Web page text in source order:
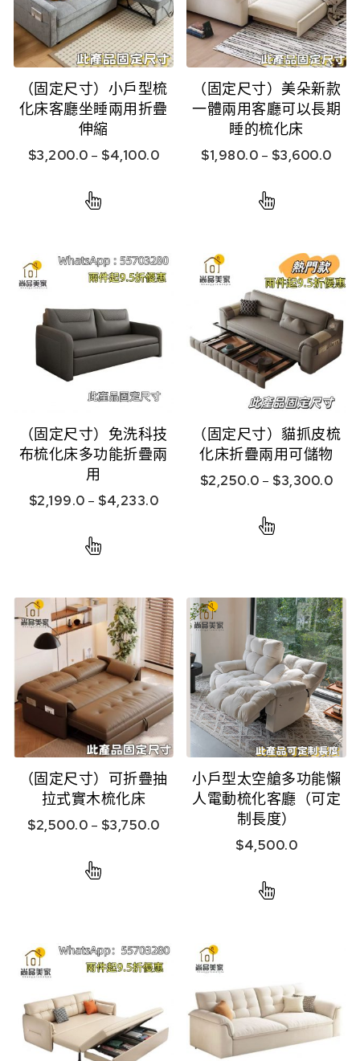
（固定尺寸）小戶型梳
化床客廳坐睡兩用折疊
伸縮
$3,200.0 – $4,100.0
（固定尺寸）美朵新款
一體兩用客廳可以長期
睡的梳化床
$1,980.0 – $3,600.0
（固定尺寸）免洗科技
布梳化床多功能折疊兩
用
$2,199.0 – $4,233.0
（固定尺寸）貓抓皮梳
化床折疊兩用可儲物
$2,250.0 – $3,300.0
（固定尺寸）可折疊抽
拉式實木梳化床
$2,500.0 – $3,750.0
小戶型太空艙多功能懶
人電動梳化客廳（可定
制長度）
$4,500.0